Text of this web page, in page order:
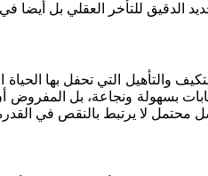
الدقيق للتأخر العقلي بل أيضا في
التي تحفل بها
بسهولة ونجاعة، بل
محتمل لا يرتبط بالنقص في